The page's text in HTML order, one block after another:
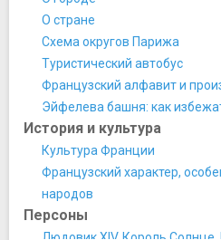
Музей парфюмерии
Музей Пикассо
Музей Родена
Музей Сальвадора Дали
Музей современного
Музей Средневековья
Национальная галерея Же-
Парижский музей
Сад растений Парижа
Фонд Louis Vuitton
Центр Жоржа Помпиду
О стране
Схема округов Парижа
Туристический автобус
Французский алфавит и
Эйфелева башня: как
История и культура
Культура Франции
Французский характер,
народов
Персоны
Людовик XIV. Король Солнце.